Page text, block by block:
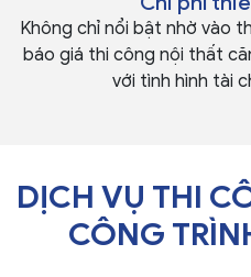
Không chỉ nổi bật nhờ vào
báo giá thi công nội thất
với tình hình tài
DỊCH VỤ THI
CÔNG